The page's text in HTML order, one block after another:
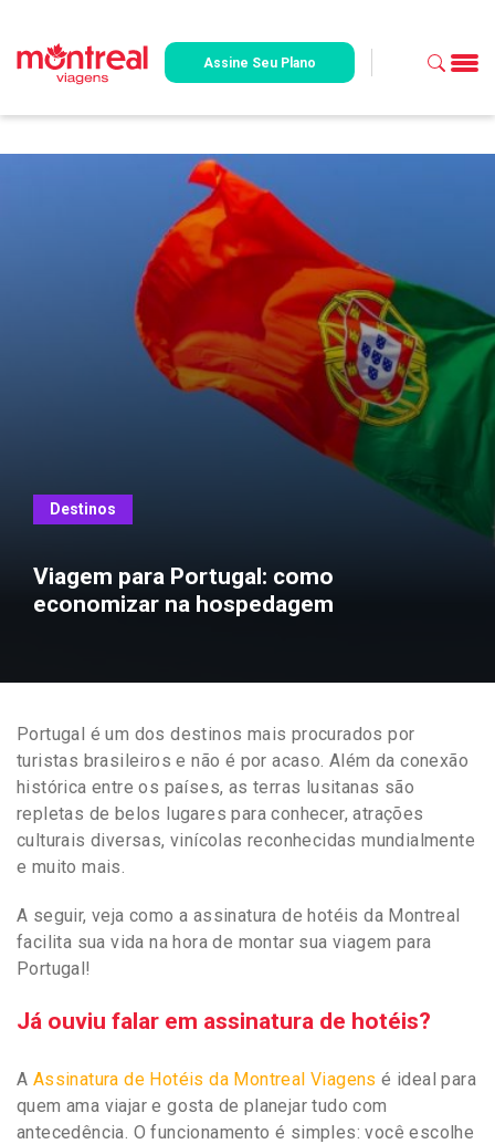
Assine Seu Plano
Destinos
Viagem para Portugal: como
economizar na hospedagem
Portugal é um dos destinos mais procurados por
turistas brasileiros e não é por acaso. Além da conexão
histórica entre os países, as terras lusitanas são
repletas de belos lugares para conhecer, atrações
culturais diversas, vinícolas reconhecidas mundialmente
e muito mais.
A seguir, veja como a assinatura de hotéis da Montreal
facilita sua vida na hora de montar sua viagem para
Portugal!
Já ouviu falar em assinatura de hotéis?
A Assinatura de Hotéis da Montreal Viagens é ideal para
quem ama viajar e gosta de planejar tudo com
antecedência. O funcionamento é simples: você escolhe